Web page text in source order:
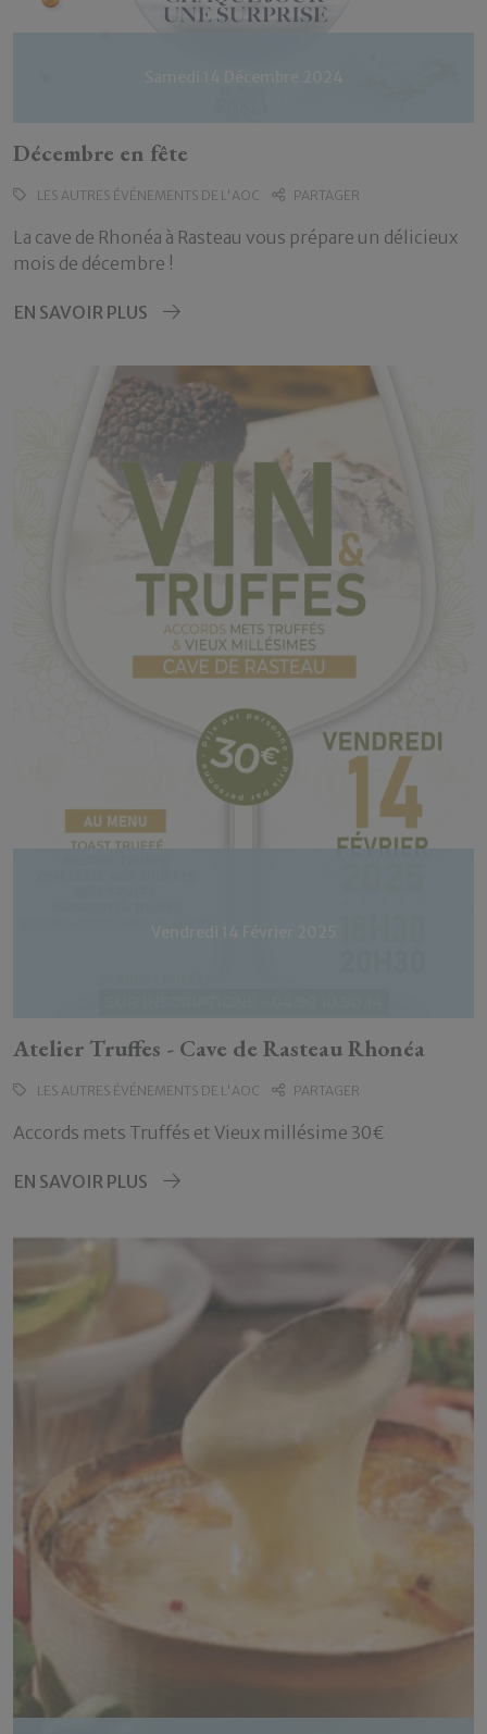
Décembre en fête
LES AUTRES ÉVÉNEMENTS DE L'AOC PARTAGER
La cave de Rhonéa à Rasteau vous prépare un délicieux
mois de décembre !
EN SAVOIR PLUS
Atelier Truffes - Cave de Rasteau Rhonéa
LES AUTRES ÉVÉNEMENTS DE L'AOC PARTAGER
Accords mets Truffés et Vieux millésime 30€
EN SAVOIR PLUS